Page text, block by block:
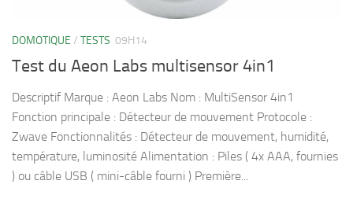
DOMOTIQUE / TESTS 09H14
Test du Aeon Labs multisensor 4in1
Descriptif Marque : Aeon Labs Nom : MultiSensor 4in1
Fonction principale : Détecteur de mouvement Protocole :
Zwave Fonctionnalités : Détecteur de mouvement, humidité,
température, luminosité Alimentation : Piles ( 4x AAA, fournies
) ou câble USB ( mini-câble fourni ) Première...